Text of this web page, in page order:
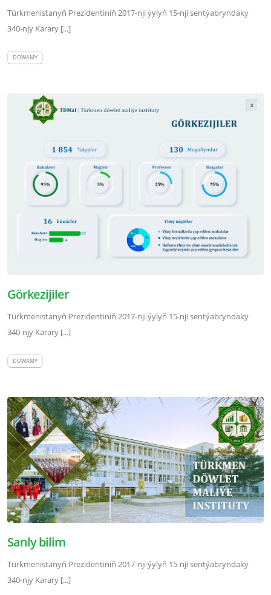
Türkmenistanyň Prezidentiniň 2017-nji ýylyň 15-nji sentýabryndaky
340-njy Karary [...]
DOWAMY
Görkezijiler
Türkmenistanyň Prezidentiniň 2017-nji ýylyň 15-nji sentýabryndaky
340-njy Karary [...]
DOWAMY
Sanly bilim
Türkmenistanyň Prezidentiniň 2017-nji ýylyň 15-nji sentýabryndaky
340-njy Karary [...]